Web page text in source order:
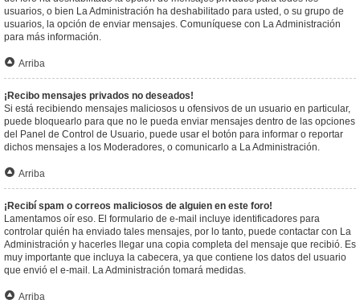
usuarios, o bien La Administración ha deshabilitado para usted, o su grupo de
usuarios, la opción de enviar mensajes. Comuníquese con La Administración
para más información.
Arriba
¡Recibo mensajes privados no deseados!
Si está recibiendo mensajes maliciosos u ofensivos de un usuario en particular,
puede bloquearlo para que no le pueda enviar mensajes dentro de las opciones
del Panel de Control de Usuario, puede usar el botón para informar o reportar
dichos mensajes a los Moderadores, o comunicarlo a La Administración.
Arriba
¡Recibí spam o correos maliciosos de alguien en este foro!
Lamentamos oír eso. El formulario de e-mail incluye identificadores para
controlar quién ha enviado tales mensajes, por lo tanto, puede contactar con La
Administración y hacerles llegar una copia completa del mensaje que recibió. Es
muy importante que incluya la cabecera, ya que contiene los datos del usuario
que envió el e-mail. La Administración tomará medidas.
Arriba